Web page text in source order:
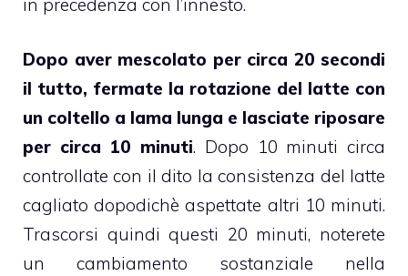
in precedenza con l’innesto.
Dopo aver mescolato per circa 20 secondi
il tutto, fermate la rotazione del latte con
un coltello a lama lunga e lasciate riposare
per circa 10 minuti. Dopo 10 minuti circa
controllate con il dito la consistenza del latte
cagliato dopodichè aspettate altri 10 minuti.
Trascorsi quindi questi 20 minuti, noterete
un cambiamento sostanziale nella